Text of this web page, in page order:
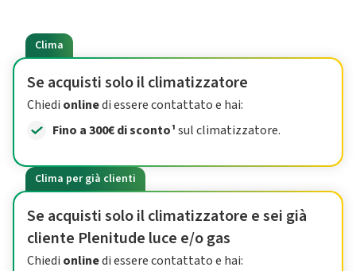
Clima
Se acquisti solo il climatizzatore
Chiedi onlinedi essere contattato e hai:
Fino a 300€ di sconto¹sul climatizzatore.
Clima per già clienti
Se acquisti solo il climatizzatore e sei già
cliente Plenitude luce e/o gas
Chiedi onlinedi essere contattato e hai: